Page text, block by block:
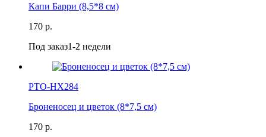
Капи Барри (8,5*8 см)
170 р.
Под заказ1-2 недели
РТО-НХ284
Броненосец и цветок (8*7,5 см)
170 р.